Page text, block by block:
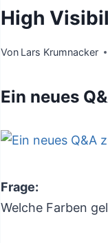
High
Von Lars Krumnacker
Ein neues
Frage:
Welche Farben